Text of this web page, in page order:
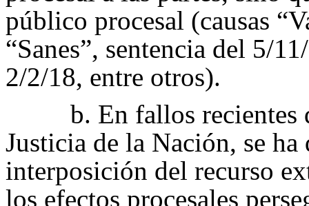
público procesal (causas
“Sanes”, sentencia del 5/
2/2/18, entre otros).
b. En fallos recientes
Justicia de la Nación, se
interposición del recurso
los efectos procesales